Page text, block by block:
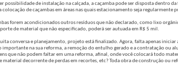
possibilidade de instalação na calçada, a caçamba pode ser disposta dentro
colocação de caçambas em áreas nas quais estacionamento seja regularmente
forem acondicionados outros resíduos que não declarado, como lixo
de material que não especificado, poderá ser autuada em R$ 5 mil.
conversa e planejamento, projeto está finalizado. Agora, falta apenas iniciar
na sua reforma, a remoção do entulho gerado e a contratação ou
que não podem faltar em uma reforma, afinal, onde você colocará todo
material decorrente de perdas em recortes, etc? Toda obra de construção ou